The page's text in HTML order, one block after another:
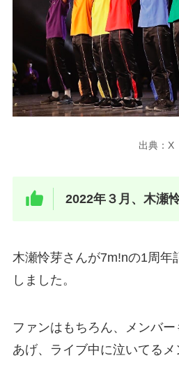
出典：X
2022年３月、木瀬
木瀬怜芽さんが7m!nの1周年
しました。
ファンはもちろん、メンバ
あげ、ライブ中に泣いてるメ